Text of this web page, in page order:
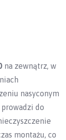
na zewnątrz, w
nasyconym
do
montażu, co